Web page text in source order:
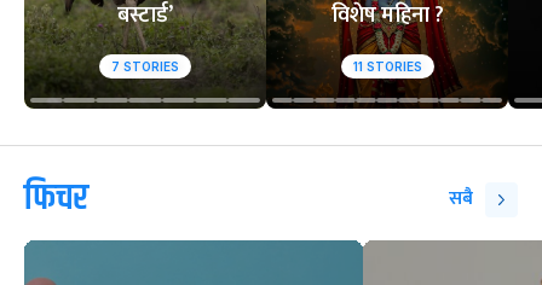
बस्टार्ड’
7 STORIES
विशेष महिना ?
11 STORIES
फिचर सबै